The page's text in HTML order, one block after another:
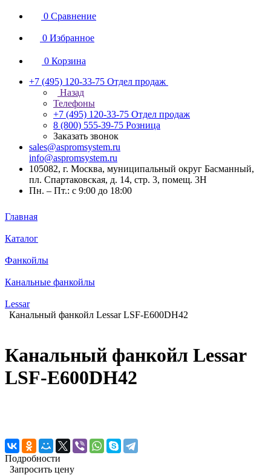
0 Сравнение
0 Избранное
0 Корзина
+7 (495) 120-33-75 Отдел продаж
Назад
Телефоны
+7 (495) 120-33-75 Отдел продаж
8 (800) 555-39-75 Розница
Заказать звонок
sales@aspromsystem.ru
info@aspromsystem.ru
105082, г. Москва, муниципальный округ Басманный,
пл. Спартаковская, д. 14, стр. 3, помещ. 3Н
Пн. – Пт.: с 9:00 до 18:00
Главная
Каталог
Фанкойлы
Канальные фанкойлы
Lessar
Канальный фанкойл Lessar LSF-E600DH42
Канальный фанкойл Lessar
LSF-E600DH42
Подробности
Запросить цену